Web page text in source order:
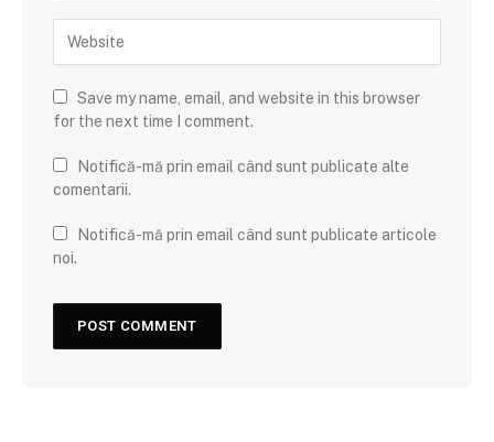
Save my name, email, and website in this browser
for the next time I comment.
Notifică-mă prin email când sunt publicate alte
comentarii.
Notifică-mă prin email când sunt publicate articole
noi.